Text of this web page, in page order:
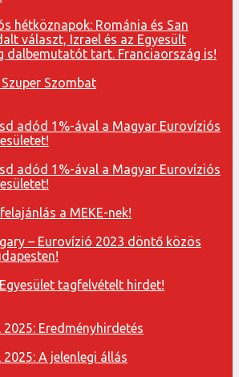
hétköznapok: Románia és San
választ, Izrael és az Egyesült
dalbemutatót tart. Franciaország is!
Szombat
adód 1%-ával a Magyar Eurovíziós
adód 1%-ával a Magyar Eurovíziós
a MEKE-nek!
– Eurovízió 2023 döntő közös
tagfelvételt hirdet!
2025: Eredményhirdetés
2025: A jelenlegi állás